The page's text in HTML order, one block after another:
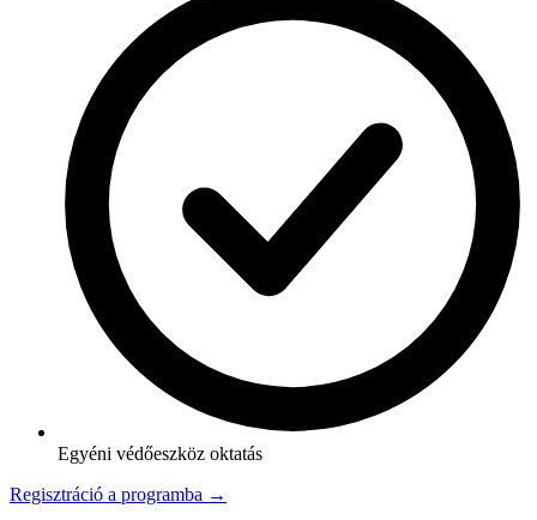
Egyéni védőeszköz oktatás
Regisztráció a programba →